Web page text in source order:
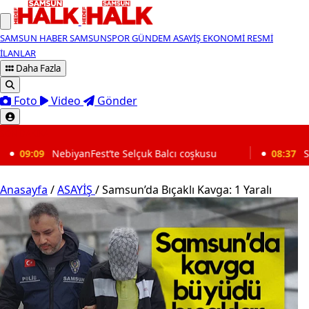
SAMSUN HABERSAMSUNSPORGÜNDEM ASAYİŞ EKONOMİ RESMİ
İLANLAR
Daha Fazla
Foto Video Gönder
Balcı coşkusu 08:37 Samed Onur anlattı:
Anasayfa /ASAYİŞ /Samsun’da Bıçaklı Kavga: 1 Yaralı